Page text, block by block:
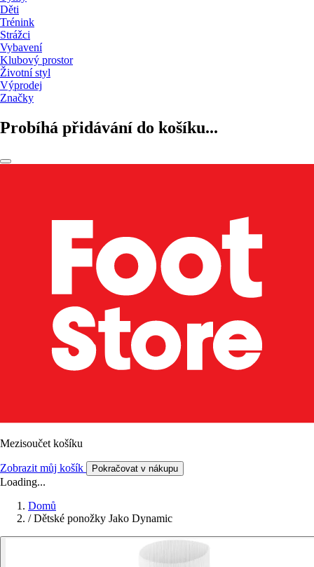
Děti
Trénink
Strážci
Vybavení
Klubový prostor
Životní styl
Výprodej
Značky
Probíhá přidávání do košíku...
Mezisoučet košíku
Zobrazit můj košík Pokračovat v nákupu
Loading...
Domů
/ Dětské ponožky Jako Dynamic